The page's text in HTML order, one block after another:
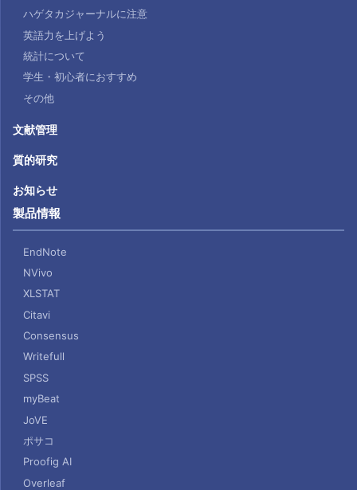
ハゲタカジャーナルに注意
英語力を上げよう
統計について
学生・初心者におすすめ
その他
文献管理
質的研究
お知らせ
製品情報
EndNote
NVivo
XLSTAT
Citavi
Consensus
Writefull
SPSS
myBeat
JoVE
ポサコ
Proofig AI
Overleaf